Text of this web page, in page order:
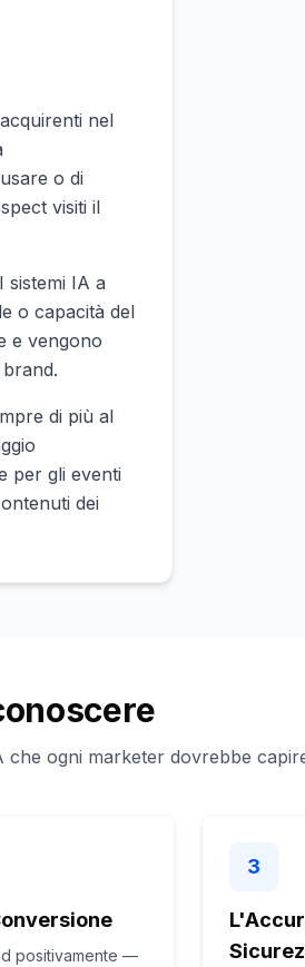
nel
o di
visiti il
IA a
o capacità del
e vengono
di più al
per gli eventi
dei
che ogni marketer dovrebbe
positivamente —
3